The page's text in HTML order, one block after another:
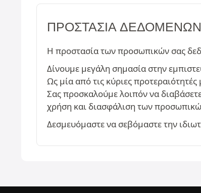
ΠΡΟΣΤΑΣΊΑ ΔΕΔΟΜΈΝΩΝ
Η προστασία των προσωπικών σας
Δίνουμε μεγάλη σημασία στην
Ως μία από τις κύριες
Σας προσκαλούμε λοιπόν να
χρήση και διασφάλιση των
Δεσμευόμαστε να σεβόμαστε την